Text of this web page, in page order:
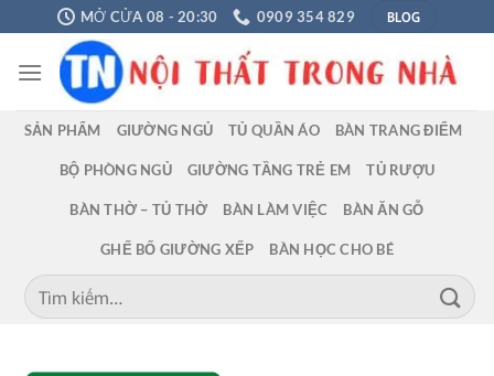
Chuyển
đến
nội
MỞ CỬA 08 - 20:30 0909 354 829 BLOG
SẢN PHẨM GIƯỜNG NGỦ TỦ QUẦN ÁO BÀN TRANG ĐIỂM
BỘ PHÒNG NGỦ GIƯỜNG TẦNG TRẺ EM TỦ RƯỢU
BÀN THỜ – TỦ THỜ BÀN LÀM VIỆC BÀN ĂN GỖ
GHẾ BỐ GIƯỜNG XẾP BÀN HỌC CHO BÉ
Tìm
kiếm: